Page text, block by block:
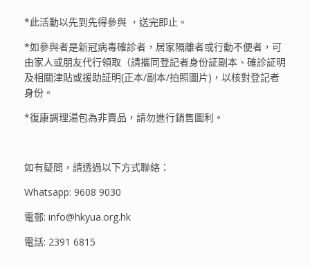
*此活動以先到先得參與 ，送完即止。
*如參與者是新冠病毒確診者，居家隔離者或行動不便者，可
由家人或朋友代行領取（請攜同登記者身份証副本、確診証明
及相關津貼或援助証明(正本/副本/拍照圖片)，以核對登記者
身份。
*復康調理湯包為非賣品，請勿進行銷售圖利。
如有疑問，請透過以下方式聯絡：
Whatsapp: 9608 9030
電郵: info@hkyua.org.hk
電話: 2391 6815